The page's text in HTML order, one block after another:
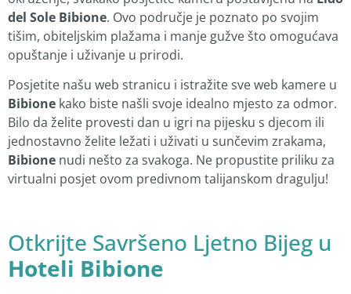
del Sole Bibione. Ovo područje je poznato po svojim
tišim, obiteljskim plažama i manje gužve što omogućava
opuštanje i uživanje u prirodi.
Posjetite našu web stranicu i istražite sve web kamere u
Bibione kako biste našli svoje idealno mjesto za odmor.
Bilo da želite provesti dan u igri na pijesku s djecom ili
jednostavno želite ležati i uživati u sunčevim zrakama,
Bibione nudi nešto za svakoga. Ne propustite priliku za
virtualni posjet ovom predivnom talijanskom dragulju!
Otkrijte Savršeno Ljetno Bijeg u
Hoteli Bibione